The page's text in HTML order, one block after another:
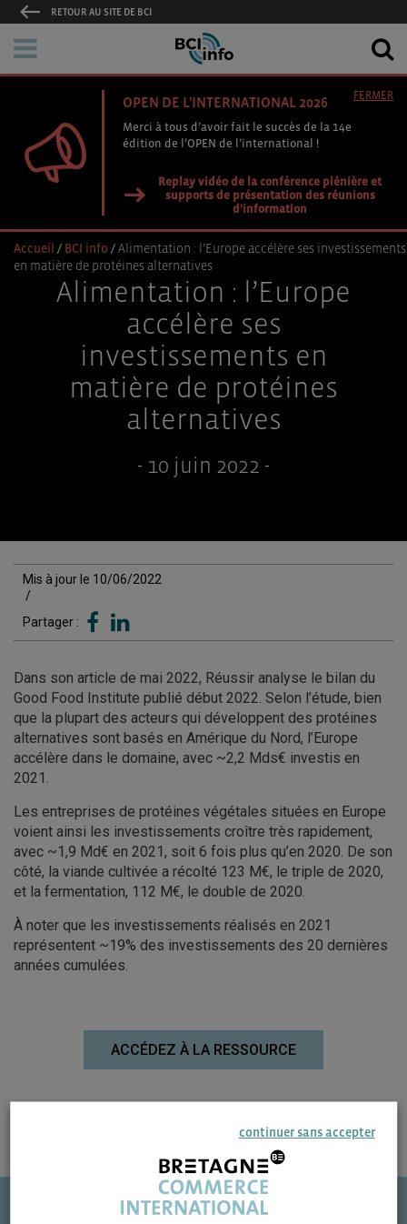
RETOUR AU SITE DE BCI
OPEN DE L'INTERNATIONAL 2026
Merci à tous d’avoir fait le succès de la 14e
édition de l’OPEN de l’international !
Replay vidéo de la conférence plénière et
supports de présentation des réunions
d'information
FERMER
Accueil / BCI info /Alimentation : l’Europe accélère ses investissements
en matière de protéines alternatives
Alimentation : l’Europe
accélère ses
investissements en
matière de protéines
alternatives
- 10 juin 2022 -
Mis à jour le 10/06/2022
/
Partager :
Dans son article de mai 2022, Réussir analyse le bilan du
Good Food Institute publié début 2022. Selon l’étude, bien
que la plupart des acteurs qui développent des protéines
alternatives sont basés en Amérique du Nord, l’Europe
accélère dans le domaine, avec ~2,2 Mds€ investis en
2021.
Les entreprises de protéines végétales situées en Europe
voient ainsi les investissements croître très rapidement,
avec ~1,9 Md€ en 2021, soit 6 fois plus qu’en 2020. De son
côté, la viande cultivée a récolté 123 M€, le triple de 2020,
et la fermentation, 112 M€, le double de 2020.
À noter que les investissements réalisés en 2021
représentent ~19% des investissements des 20 dernières
années cumulées.
ACCÉDEZ À LA RESSOURCE
continuer sans accepter